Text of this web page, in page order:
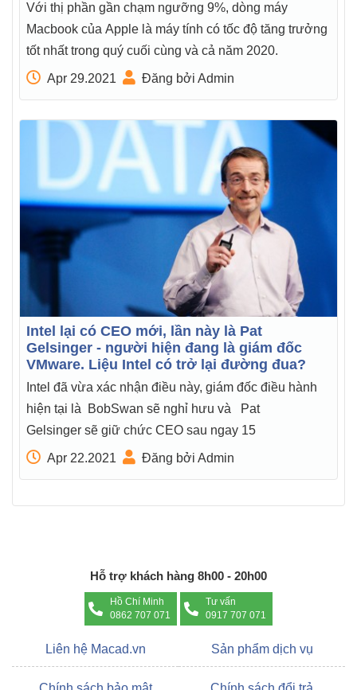
Với thị phần gần chạm ngưỡng 9%, dòng máy
Macbook của Apple là máy tính có tốc độ tăng trưởng
tốt nhất trong quý cuối cùng và cả năm 2020.
Apr 29.2021 Đăng bởi Admin
Intel lại có CEO mới, lần này là Pat
Gelsinger - người hiện đang là giám đốc
VMware. Liệu Intel có trở lại đường đua?
Intel đã vừa xác nhận điều này, giám đốc điều hành
hiện tại là BobSwan sẽ nghỉ hưu và Pat
Gelsinger sẽ giữ chức CEO sau ngay 15
Apr 22.2021 Đăng bởi Admin
Hỗ trợ khách hàng 8h00 - 20h00
Hồ Chí Minh
0862 707 071
Tư vấn
0917 707 071
Liên hệ Macad.vn Sản phẩm dịch vụ